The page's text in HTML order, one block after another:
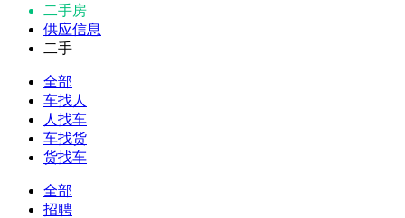
二手房
供应信息
二手
全部
车找人
人找车
车找货
货找车
全部
招聘